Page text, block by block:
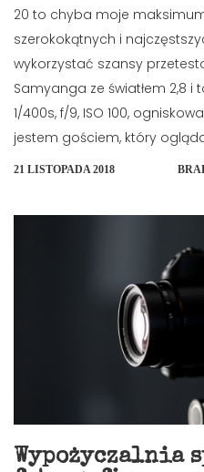
20 to chyba moje
szerokokątnych i
wykorzystać szansy
Samyanga ze światłem 2,8 i
1/400s, f/9, ISO 100,
jestem gościem, który
21 LISTOPADA 2018
Wypożyczalnia